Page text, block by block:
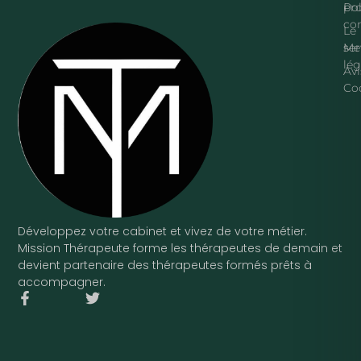
Développez votre cabinet et vivez de votre métier.
Mission Thérapeute forme les thérapeutes de demain et
devient partenaire des thérapeutes formés prêts à
accompagner.
F
T
Le